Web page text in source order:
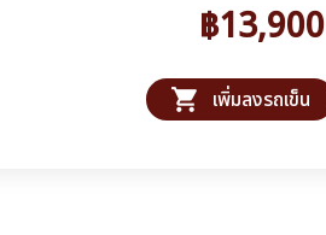
฿13,900
shopping_cart เพิ่มลงรถเข็น